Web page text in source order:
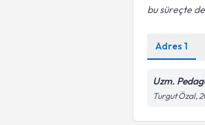
bu süreçte
Adres1
Uzm.
Turgut Özal,